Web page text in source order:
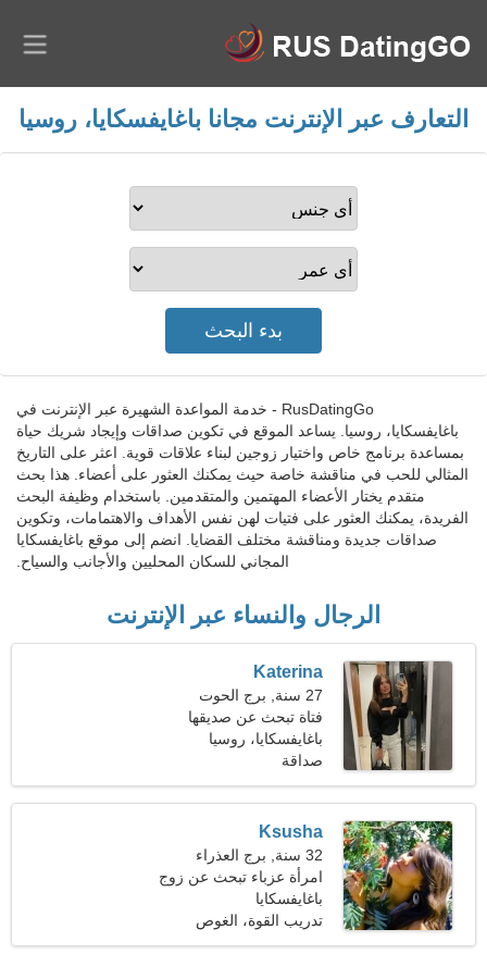
التعارف عبر الإنترنت مجانا باغايفسكايا، روسيا
RusDatingGo - خدمة المواعدة الشهيرة عبر الإنترنت في
باغايفسكايا، روسيا. يساعد الموقع في تكوين صداقات وإيجاد شريك حياة
بمساعدة برنامج خاص واختيار زوجين لبناء علاقات قوية. اعثر على التاريخ
المثالي للحب في مناقشة خاصة حيث يمكنك العثور على أعضاء. هذا بحث
متقدم يختار الأعضاء المهتمين والمتقدمين. باستخدام وظيفة البحث
الفريدة، يمكنك العثور على فتيات لهن نفس الأهداف والاهتمامات، وتكوين
صداقات جديدة ومناقشة مختلف القضايا. انضم إلى موقع باغايفسكايا
المجاني للسكان المحليين والأجانب والسياح.
الرجال والنساء عبر الإنترنت
Katerina
27 سنة, برج الحوت
فتاة تبحث عن صديقها
باغايفسكايا، روسيا
صداقة
Ksusha
32 سنة, برج العذراء
امرأة عزباء تبحث عن زوج
34-41
باغايفسكايا
تدريب القوة، الغوص